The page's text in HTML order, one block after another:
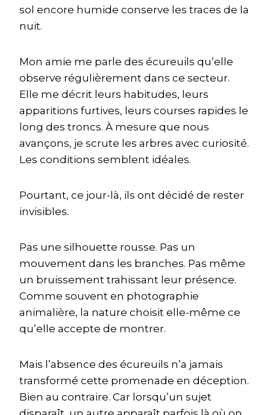
sol encore humide conserve les traces de la
nuit.
Mon amie me parle des écureuils qu’elle
observe régulièrement dans ce secteur.
Elle me décrit leurs habitudes, leurs
apparitions furtives, leurs courses rapides le
long des troncs. À mesure que nous
avançons, je scrute les arbres avec curiosité.
Les conditions semblent idéales.
Pourtant, ce jour-là, ils ont décidé de rester
invisibles.
Pas une silhouette rousse. Pas un
mouvement dans les branches. Pas même
un bruissement trahissant leur présence.
Comme souvent en photographie
animalière, la nature choisit elle-même ce
qu’elle accepte de montrer.
Mais l’absence des écureuils n’a jamais
transformé cette promenade en déception.
Bien au contraire. Car lorsqu’un sujet